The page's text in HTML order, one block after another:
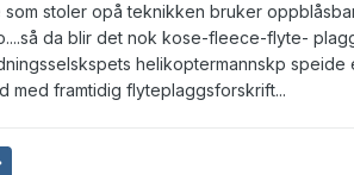
som stoler opå teknikken bruker
da blir det nok kose-fleece-flyte-
helikoptermannskp
med framtidig flyteplaggsforskrift...